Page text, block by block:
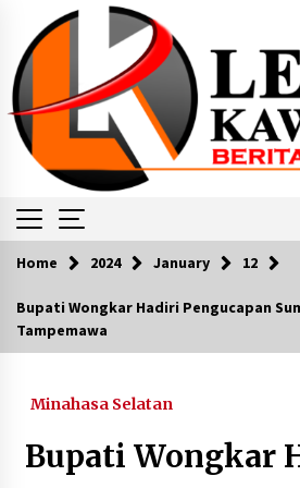
content
VOA
VOA Indonesia :
Indonesia, Jutaan
Bekerja Tanpa
Home 2024 January 12
Bupati Wongkar Hadiri Pengucapan
Tampemawa
Minahasa Selatan
Bupati Wongkar